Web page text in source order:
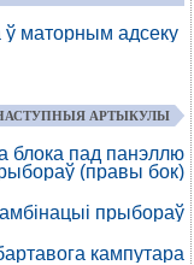
ў маторным адсеку
АРТЫКУЛЫ
блока пад панэллю
(правы бок)
прыбораў
кампутара